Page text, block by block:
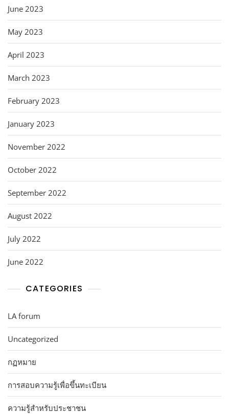
June 2023
May 2023
April 2023
March 2023
February 2023
January 2023
November 2022
October 2022
September 2022
August 2022
July 2022
June 2022
CATEGORIES
LA forum
Uncategorized
กฏหมาย
การสอบความรู้เพื่อขึ้นทะเบียน
ความรู้สำหรับประชาชน